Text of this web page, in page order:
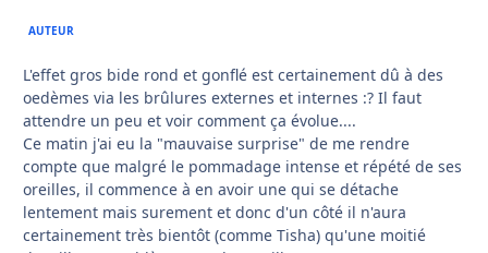
AUTEUR
L'effet gros bide rond et gonflé est certainement dû à des
oedèmes via les brûlures externes et internes :? Il faut
attendre un peu et voir comment ça évolue....
Ce matin j'ai eu la "mauvaise surprise" de me rendre
compte que malgré le pommadage intense et répété de ses
oreilles, il commence à en avoir une qui se détache
lentement mais surement et donc d'un côté il n'aura
certainement très bientôt (comme Tisha) qu'une moitié